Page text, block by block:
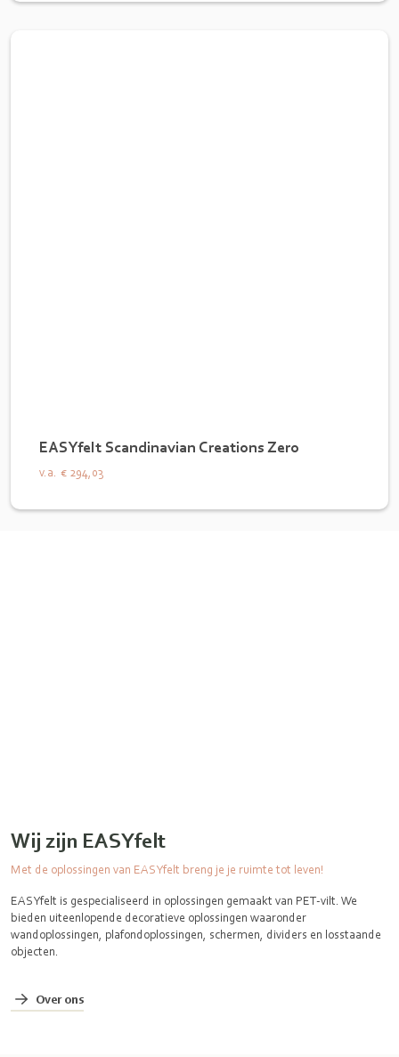
EASYfelt Scandinavian Creations Zero
v.a. € 294,03
Wij zijn EASYfelt
Met de oplossingen van EASYfelt breng je je ruimte tot leven!
EASYfelt is gespecialiseerd in oplossingen gemaakt van PET-vilt. We
bieden uiteenlopende decoratieve oplossingen waaronder
wandoplossingen, plafondoplossingen, schermen, dividers en losstaande
objecten.
Over ons